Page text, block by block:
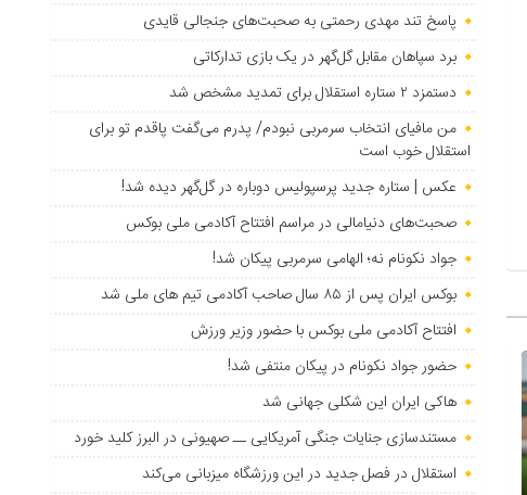
پاسخ تند مهدی رحمتی به صحبت‌های جنجالی قایدی
برد سپاهان مقابل گل‌گهر در یک بازی تدارکاتی
دستمزد ۲ ستاره استقلال برای تمدید مشخص شد
من مافیای انتخاب سرمربی نبودم/ پدرم می‌گفت پاقدم تو برای
استقلال خوب است
عکس | ستاره جدید پرسپولیس دوباره در گل‌گهر دیده شد!
صحبت‌های دنیامالی در مراسم افتتاح آکادمی ملی بوکس
جواد نکونام نه؛ الهامی سرمربی پیکان شد!
بوکس ایران پس از ۸۵ سال صاحب آکادمی تیم های ملی شد
افتتاح آکادمی ملی بوکس با حضور وزیر ورزش
حضور جواد نکونام در پیکان منتفی شد!
هاکی ایران این شکلی جهانی شد
مستندسازی جنایات جنگی آمریکایی ــ صهیونی در البرز کلید خورد
استقلال در فصل جدید در این ورزشگاه میزبانی می‌کند